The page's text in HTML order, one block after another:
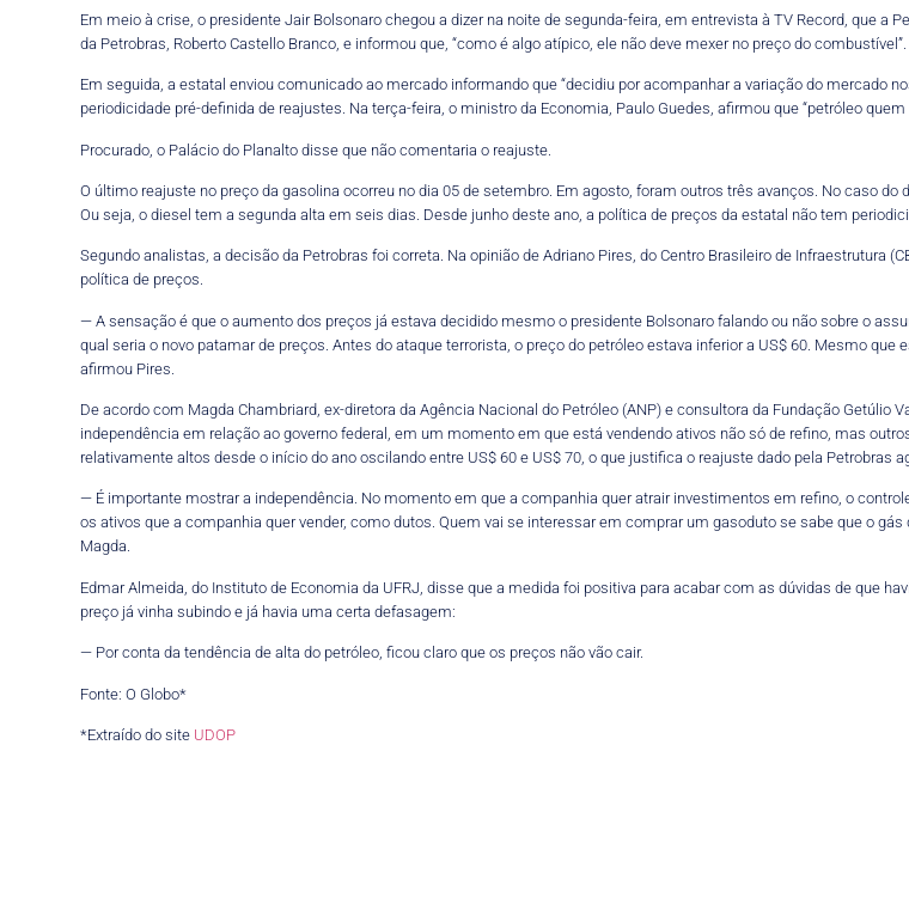
Em meio à crise, o presidente Jair Bolsonaro chegou a dizer na noite de segunda-feira, em entrevista à TV Record, que
da Petrobras, Roberto Castello Branco, e informou que, “como é algo atípico, ele não deve mexer no preço do
Em seguida, a estatal enviou comunicado ao mercado informando que “decidiu por acompanhar a variação do mercado
periodicidade pré-definida de reajustes. Na terça-feira, o ministro da Economia, Paulo Guedes, afirmou que “petróleo quem
Procurado, o Palácio do Planalto disse que não comentaria o reajuste.
O último reajuste no preço da gasolina ocorreu no dia 05 de setembro. Em agosto, foram outros três avanços. No caso
Ou seja, o diesel tem a segunda alta em seis dias. Desde junho deste ano, a política de preços da estatal não tem
Segundo analistas, a decisão da Petrobras foi correta. Na opinião de Adriano Pires, do Centro Brasileiro de Infraestrutura
política de preços.
— A sensação é que o aumento dos preços já estava decidido mesmo o presidente Bolsonaro falando ou não sobre o
qual seria o novo patamar de preços. Antes do ataque terrorista, o preço do petróleo estava inferior a US$ 60. Mesmo
afirmou Pires.
De acordo com Magda Chambriard, ex-diretora da Agência Nacional do Petróleo (ANP) e consultora da Fundação
independência em relação ao governo federal, em um momento em que está vendendo ativos não só de refino, mas
relativamente altos desde o início do ano oscilando entre US$ 60 e US$ 70, o que justifica o reajuste dado pela Petrobras
— É importante mostrar a independência. No momento em que a companhia quer atrair investimentos em refino, o
os ativos que a companhia quer vender, como dutos. Quem vai se interessar em comprar um gasoduto se sabe que o
Magda.
Edmar Almeida, do Instituto de Economia da UFRJ, disse que a medida foi positiva para acabar com as dúvidas de que
preço já vinha subindo e já havia uma certa defasagem:
— Por conta da tendência de alta do petróleo, ficou claro que os preços não vão cair.
Fonte: O Globo*
*Extraído do site UDOP